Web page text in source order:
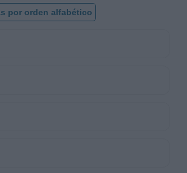
por orden alfabético